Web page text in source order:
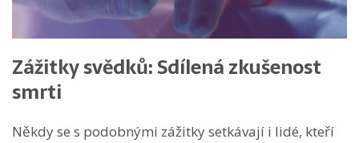
Zážitky svědků: Sdílená zkušenost
smrti
Někdy se s podobnými zážitky setkávají i lidé, kteří